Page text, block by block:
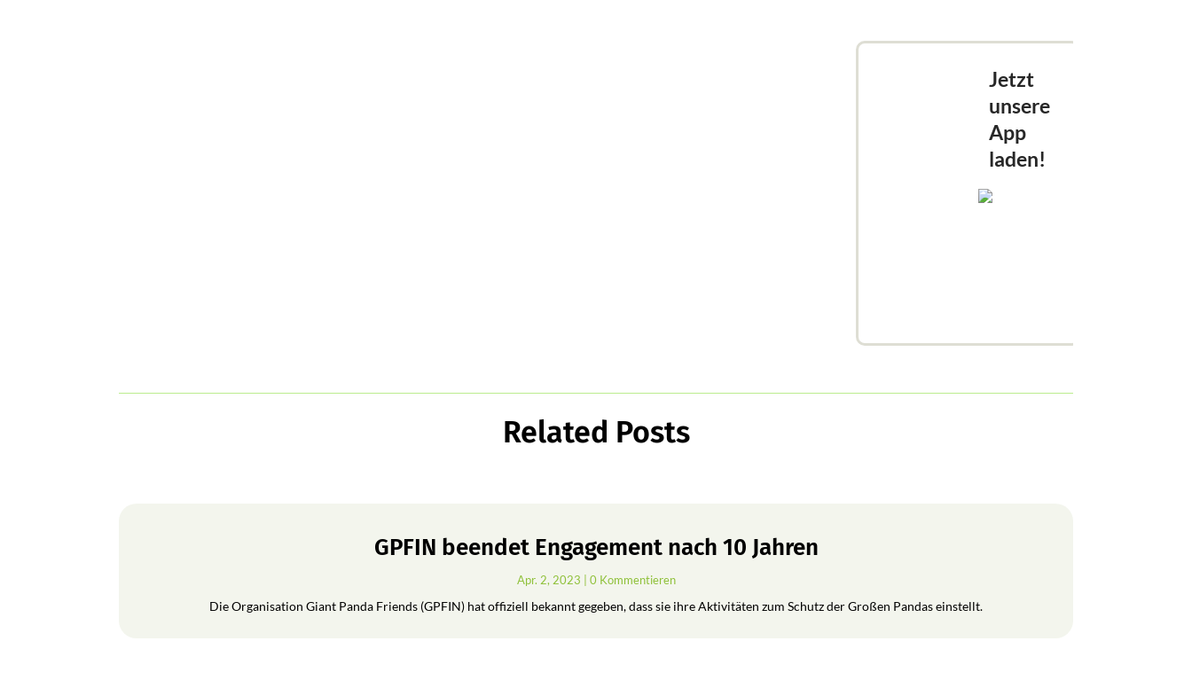
Jetzt
unsere
App
laden!
Related Posts
GPFIN beendet Engagement nach 10 Jahren
Apr. 2, 2023 | 0 Kommentieren
Die Organisation Giant Panda Friends (GPFIN) hat offiziell bekannt gegeben, dass sie ihre Aktivitäten zum Schutz der Großen Pandas einstellt.